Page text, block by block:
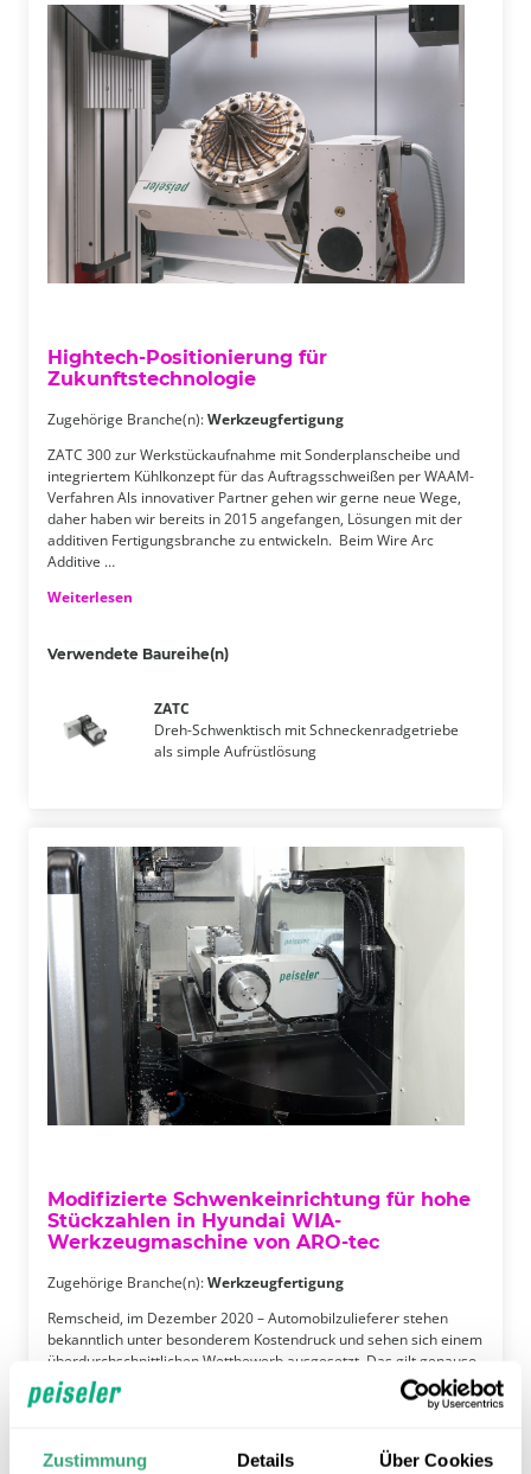
Zustimmung Details Über Cookies
Hightech-Positionierung für
Zukunftstechnologie
Zugehörige Branche(n):Werkzeugfertigung
ZATC 300 zur Werkstückaufnahme mit Sonderplanscheibe und
integriertem Kühlkonzept für das Auftragsschweißen per WAAM-
Verfahren​ Als innovativer Partner gehen wir gerne neue Wege,
daher haben wir bereits in 2015 angefangen, Lösungen mit der
additiven Fertigungsbranche zu entwickeln. ​ Beim Wire Arc
Additive …
Weiterlesen
Verwendete Baureihe(n)
ZATC
Dreh-Schwenktisch mit Schneckenradgetriebe
als simple Aufrüstlösung
Modifizierte Schwenkeinrichtung für hohe
Stückzahlen in Hyundai WIA-
Werkzeugmaschine von ARO-tec
Zugehörige Branche(n):Werkzeugfertigung
Remscheid, im Dezember 2020 – Automobilzulieferer stehen
bekanntlich unter besonderem Kostendruck und sehen sich einem
überdurchschnittlichen Wettbewerb ausgesetzt. Das gilt genauso
für das Lohnfertigungs-Unternehmen AVCI in Solingen, das
überwiegend im Automotive-Bereich aktiv ist. Dabei geht es
Weiterlesen